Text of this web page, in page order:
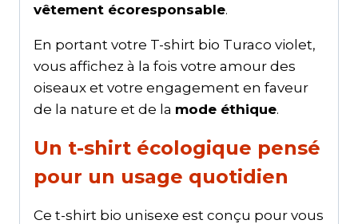
vêtement écoresponsable.
En portant votre T-shirt bio Turaco violet,
vous affichez à la fois votre amour des
oiseaux et votre engagement en faveur
de la nature et de la mode éthique.
Un t-shirt écologique pensé
pour un usage quotidien
Ce t-shirt bio unisexe est conçu pour vous